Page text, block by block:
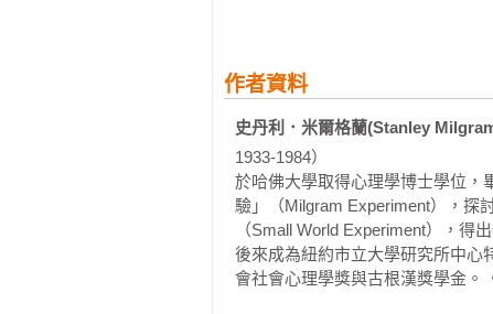
爾特．勒文（Kurt Lewin）的傳統
廷格（Leon Festinger）、史丹利
斯貝特（Richard Nisbett）明顯走
來對現實世界裡的意義現象進行研
米爾格蘭之所以想探索服從，最
的命令下歧視猶太人，最後允許
人，他猜想，儘管文化與歷史背景
然許多人斬釘截鐵地認為這種事絕
這項實驗的結果，或許可以呼應
banality of evil），在一九六一年
恨，而是一位如鄰家大叔般的平常
實驗當被指示進行電擊的工作，即
受試者仍然會服從指示完成電擊
事，一般的人若不加思索地服從邪
成的。
作者資料
史丹利．米爾格蘭(Stanley
1933-1984）
於哈佛大學取得心理學博士學位，
驗」（Milgram Experiment），探
（Small World Experiment），得
後來成為紐約市立大學研究所中心
會社會心理學獎與古根漢獎學金。